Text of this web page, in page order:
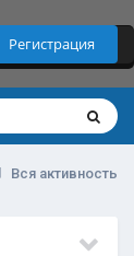
Регистрация
Вся активность